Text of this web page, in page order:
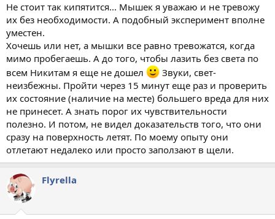
Не стоит так кипятится... Мышек я уважаю и не тревожу
их без необходимости. А подобный эксперимент вполне
уместен.
Хочешь или нет, а мышки все равно тревожатся, когда
мимо пробегаешь. А до того, чтобы лазить без света по
всем Никитам я еще не дошел
Звуки, свет-
неизбежны. Пройти через 15 минут еще раз и проверить
их состояние (наличие на месте) большего вреда для них
не принесет. А знать порог их чувствительности
полезно. И потом, не видел доказательств того, что они
сразу на поверхность летят. По моему опыту они
отлетают недалеко или просто заползают в щели.
Flyrella